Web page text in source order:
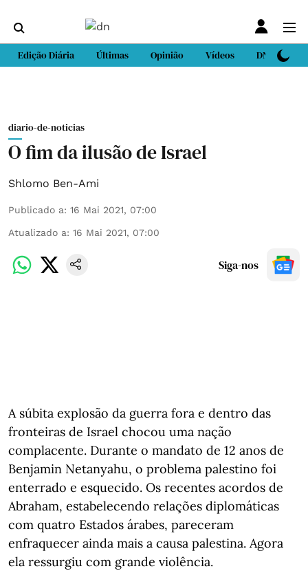
Edição Diária Últimas Opinião Vídeos DN Sport
diario-de-noticias
O fim da ilusão de Israel
Shlomo Ben-Ami
Publicado a: 16 Mai 2021, 07:00
Atualizado a: 16 Mai 2021, 07:00
Siga-nos
A súbita explosão da guerra fora e dentro das
fronteiras de Israel chocou uma nação
complacente. Durante o mandato de 12 anos de
Benjamin Netanyahu, o problema palestino foi
enterrado e esquecido. Os recentes acordos de
Abraham, estabelecendo relações diplomáticas
com quatro Estados árabes, pareceram
enfraquecer ainda mais a causa palestina. Agora
ela ressurgiu com grande violência.